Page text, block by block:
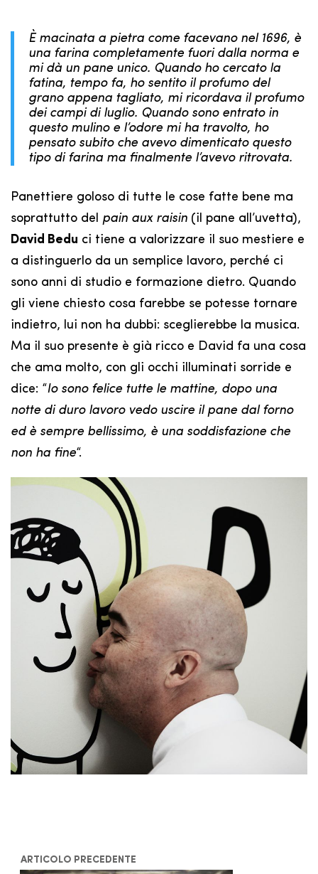
È macinata a pietra come facevano nel 1696, è
una farina completamente fuori dalla norma e
mi dà un pane unico. Quando ho cercato la
fatina, tempo fa, ho sentito il profumo del
grano appena tagliato, mi ricordava il profumo
dei campi di luglio. Quando sono entrato in
questo mulino e l’odore mi ha travolto, ho
pensato subito che avevo dimenticato questo
tipo di farina ma finalmente l’avevo ritrovata.
Panettiere goloso di tutte le cose fatte bene ma
soprattutto del pain aux raisin (il pane all’uvetta),
David Bedu ci tiene a valorizzare il suo mestiere e
a distinguerlo da un semplice lavoro, perché ci
sono anni di studio e formazione dietro. Quando
gli viene chiesto cosa farebbe se potesse tornare
indietro, lui non ha dubbi: sceglierebbe la musica.
Ma il suo presente è già ricco e David fa una cosa
che ama molto, con gli occhi illuminati sorride e
dice: “Io sono felice tutte le mattine, dopo una
notte di duro lavoro vedo uscire il pane dal forno
ed è sempre bellissimo, è una soddisfazione che
non ha fine“.
ARTICOLO PRECEDENTE